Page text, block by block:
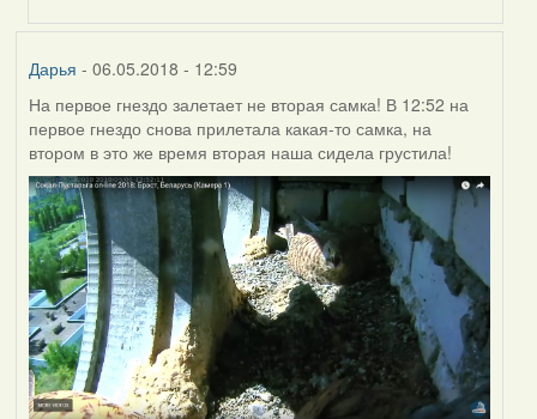
by
Дарья - 06.05.2018 - 12:59
На первое гнездо залетает не вторая самка! В 12:52 на
первое гнездо снова прилетала какая-то самка, на
втором в это же время вторая наша сидела грустила!